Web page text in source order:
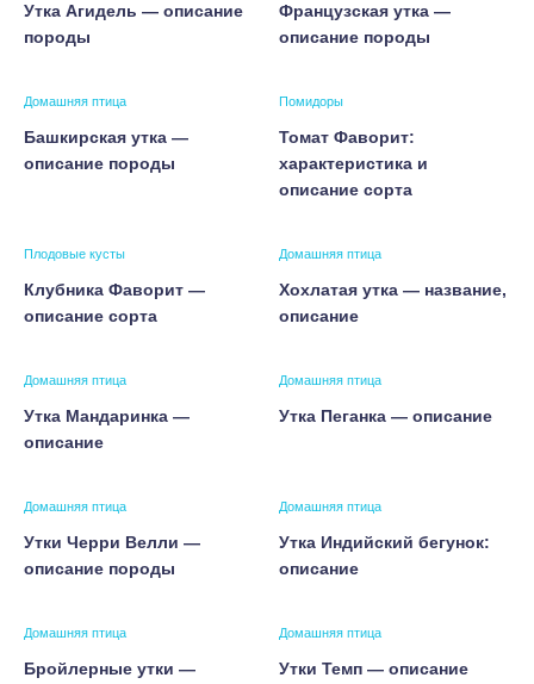
Утка Агидель — описание
породы
Французская утка —
описание породы
Домашняя птица
Башкирская утка —
описание породы
Помидоры
Томат Фаворит:
характеристика и
описание сорта
Плодовые кусты
Клубника Фаворит —
описание сорта
Домашняя птица
Хохлатая утка — название,
описание
Домашняя птица
Утка Мандаринка —
описание
Домашняя птица
Утка Пеганка — описание
Домашняя птица
Утки Черри Велли —
описание породы
Домашняя птица
Утка Индийский бегунок:
описание
Домашняя птица
Бройлерные утки —
Домашняя птица
Утки Темп — описание